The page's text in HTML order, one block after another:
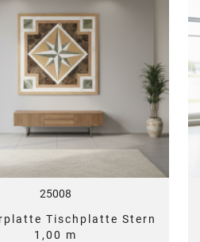
25008
Tischplatte Stern
1,00 m